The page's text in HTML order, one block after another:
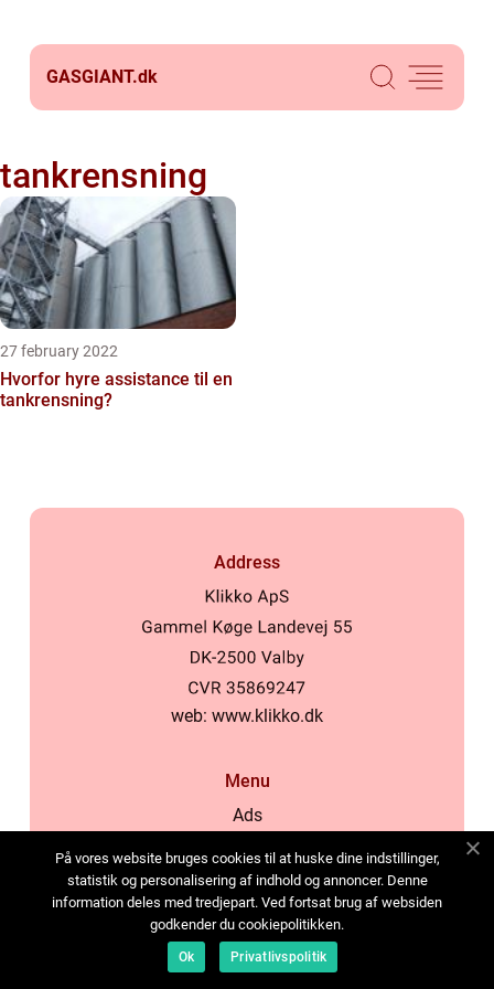
GASGIANT.dk
tankrensning
27 february 2022
Hvorfor hyre assistance til en
tankrensning?
Address
web: www.klikko.dk
Menu
Ads
Cookies
Contact
Sitemap
På vores website bruges cookies til at huske dine indstillinger,
statistik og personalisering af indhold og annoncer. Denne
information deles med tredjepart. Ved fortsat brug af websiden
godkender du cookiepolitikken.
Ok Privatlivspolitik